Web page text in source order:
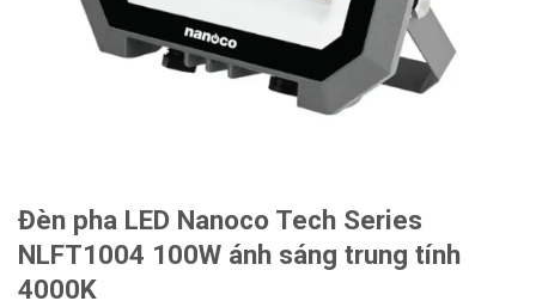
Đèn pha LED Nanoco Tech Series
NLFT1004 100W ánh sáng trung tính
4000K